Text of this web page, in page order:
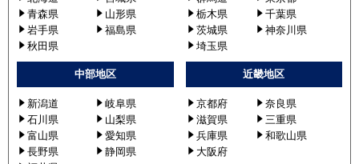
青森県
山形県
岩手県
福島県
秋田県
栃木県
千葉県
茨城県
神奈川県
埼玉県
中部地区
新潟道
岐阜県
石川県
山梨県
富山県
愛知県
長野県
静岡県
近畿地区
京都府
奈良県
滋賀県
三重県
兵庫県
和歌山県
大阪府